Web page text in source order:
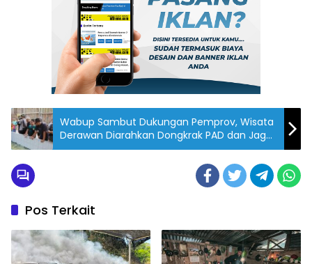
Wabup Sambut Dukungan Pemprov, Wisata
Derawan Diarahkan Dongkrak PAD dan Jaga
Konservasi
Pos Terkait